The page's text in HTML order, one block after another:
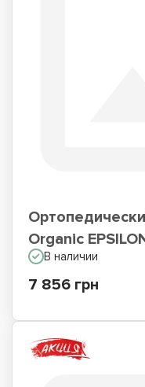
Organic
В наличии
7 856 грн